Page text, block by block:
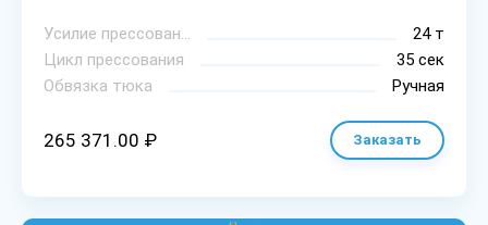
Уcилиe пpeccoвaния
24 т
Цикл пpeccoвaния
35 сек
Oбвязкa тюкa
Ручная
265 371.00 ₽ Заказать